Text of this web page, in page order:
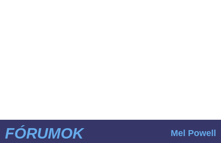
FÓRUMOK Mel Powell